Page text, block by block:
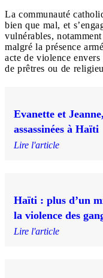
La communauté
bien que mal, et
vulnérables,
malgré la présence
acte de violence envers
de prêtres ou de
Evanette et
assassinées à Haïti
Lire l'article
Haïti : plus d’un
la violence des
Lire l'article